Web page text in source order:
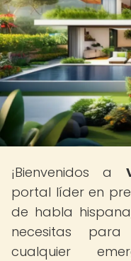
¡Bienvenidos a
portal líder en
de habla
necesitas
cualquier